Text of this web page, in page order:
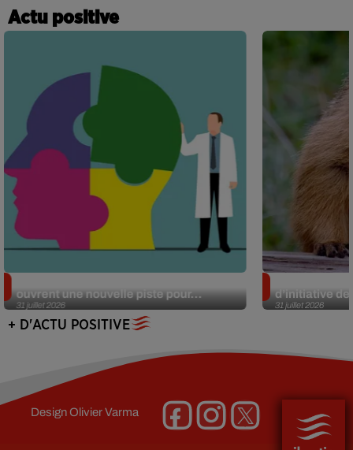
Actu positive
31 juillet 2026
ouvrent une nouvelle piste pour...
31 juillet 2026
d’initiative
+ D'ACTU POSITIVE
DesignOlivier Varma